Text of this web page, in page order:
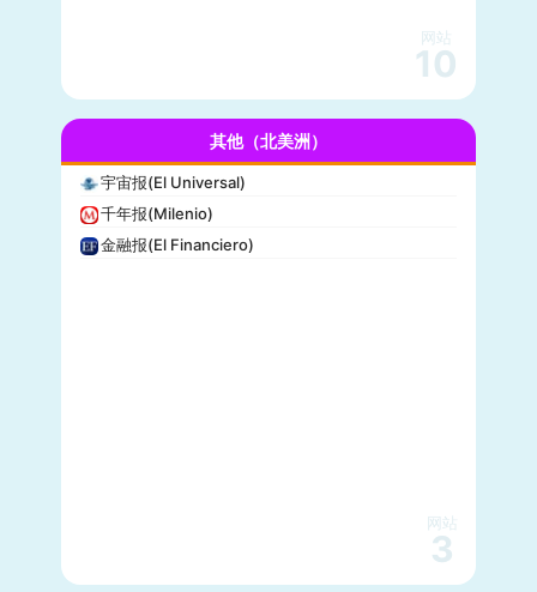
布赖特巴特新闻网(Breitbart News)
美联社(AP)
洛杉矶时报(Los Angeles Times)
Insider
Vice
网站
10
其他（北美洲）
宇宙报(El Universal)
千年报(Milenio)
金融报(El Financiero)
网站
3